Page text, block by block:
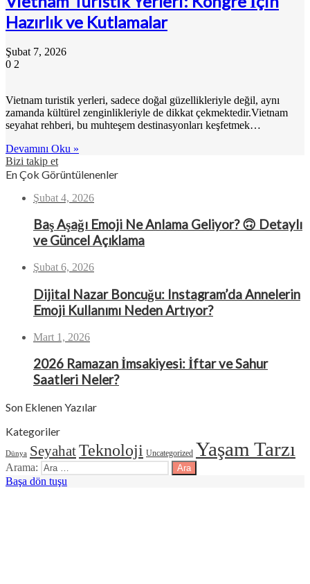
Hazırlık ve Kutlamalar
Şubat 7, 2026
0 2
Vietnam turistik yerleri, sadece doğal güzellikleriyle değil, aynı
zamanda kültürel zenginlikleriyle de dikkat çekmektedir.Vietnam
seyahat rehberi, bu muhteşem destinasyonları keşfetmek…
Devamını Oku »
Bizi takip et
En Çok Görüntülenenler
Şubat 4, 2026
Baş Aşağı Emoji Ne Anlama Geliyor? 🙃 Detaylı
ve Güncel Açıklama
Şubat 6, 2026
Dijital Nazar Boncuğu: Instagram’da Annelerin
Emoji Kullanımı Neden Artıyor?
Mart 1, 2026
2026 Ramazan İmsakiyesi: İftar ve Sahur
Saatleri Neler?
Son Eklenen Yazılar
Kategoriler
Dünya SeyahatTeknoloji Uncategorized Yaşam Tarzı
Arama:
Başa dön tuşu